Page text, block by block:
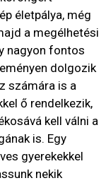
életpálya, még
a megélhetési
nagyon fontos
dolgozik
számára is a
ő rendelkezik,
kell válni a
is. Egy
gyerekekkel
nekik